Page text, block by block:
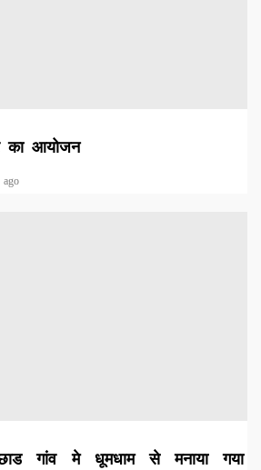
का आयोजन
गांव मे धूमधाम से मनाया गया